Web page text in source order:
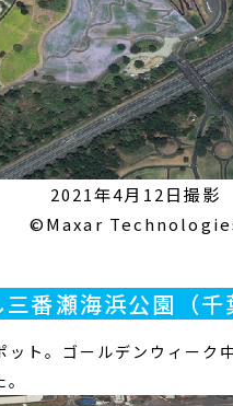
2021年4月12日撮影
©Maxar
番瀬海浜公園（千
ット。ゴールデンウィーク